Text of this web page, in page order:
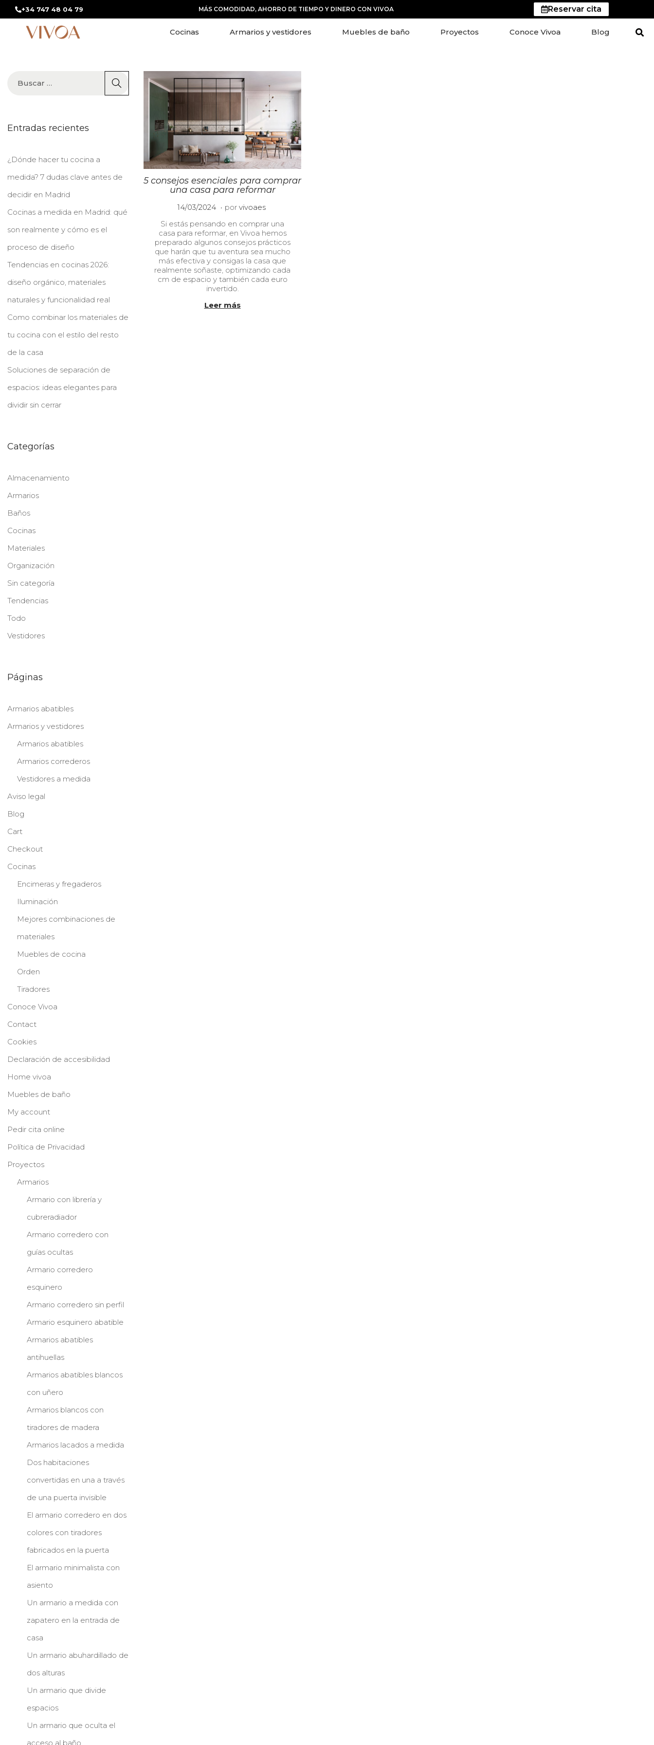
+34 747 48 04 79 MÁS COMODIDAD, AHORRO DE TIEMPO Y DINERO CON VIVOA Reservar cita
Cocinas Armarios y vestidores Muebles de baño Proyectos Conoce Vivoa Blog
5 consejos esenciales para comprar
una casa para reformar
P
b
l
i
c
a
d
o
14/03/2024 0
/
0
5
/
2
0
2
4
. por vivoaes
Si estás pensando en comprar una
casa para reformar, en Vivoa hemos
preparado algunos consejos prácticos
que harán que tu aventura sea mucho
más efectiva y consigas la casa que
realmente soñaste, optimizando cada
cm de espacio y también cada euro
invertido.
Leer más
Entradas recientes
¿Dónde hacer tu cocina a
medida? 7 dudas clave antes de
decidir en Madrid
Cocinas a medida en Madrid: qué
son realmente y cómo es el
proceso de diseño
Tendencias en cocinas 2026:
diseño orgánico, materiales
naturales y funcionalidad real
Como combinar los materiales de
tu cocina con el estilo del resto
de la casa
Soluciones de separación de
espacios: ideas elegantes para
dividir sin cerrar
Categorías
Almacenamiento
Armarios
Baños
Cocinas
Materiales
Organización
Sin categoría
Tendencias
Todo
Vestidores
Páginas
Armarios abatibles
Armarios y vestidores
Armarios abatibles
Armarios correderos
Vestidores a medida
Aviso legal
Blog
Cart
Checkout
Cocinas
Encimeras y fregaderos
Iluminación
Mejores combinaciones de
materiales
Muebles de cocina
Orden
Tiradores
Conoce Vivoa
Contact
Cookies
Declaración de accesibilidad
Home vivoa
Muebles de baño
My account
Pedir cita online
Política de Privacidad
Proyectos
Armarios
Armario con librería y
cubreradiador
Armario corredero con
guías ocultas
Armario corredero
esquinero
Armario corredero sin perfil
Armario esquinero abatible
Armarios abatibles
antihuellas
Armarios abatibles blancos
con uñero
Armarios blancos con
tiradores de madera
Armarios lacados a medida
Dos habitaciones
convertidas en una a través
de una puerta invisible
El armario corredero en dos
colores con tiradores
fabricados en la puerta
El armario minimalista con
asiento
Un armario a medida con
zapatero en la entrada de
casa
Un armario abuhardillado de
dos alturas
Un armario que divide
espacios
Un armario que oculta el
acceso al baño